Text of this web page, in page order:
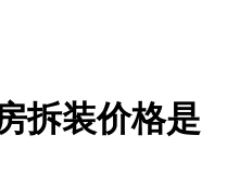
拆装价格是